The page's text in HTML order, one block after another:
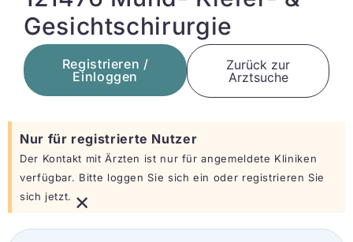
Gesichtschirurgie
Registrieren /
Einloggen
Zurück zur
Arztsuche
Nur für registrierte Nutzer
Der Kontakt mit Ärzten ist nur für angemeldete Kliniken
verfügbar. Bitte loggen Sie sich ein oder registrieren Sie
sich jetzt. ×